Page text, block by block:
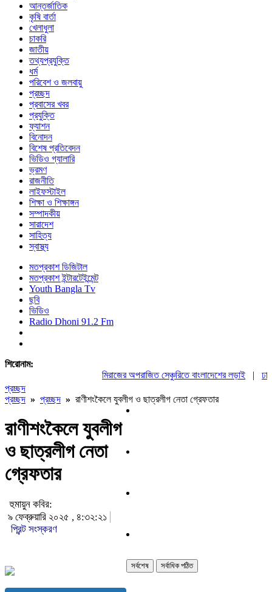
আন্তর্জাতিক
কৃষি বার্তা
খেলাধুলা
চাকরি
জাতীয়
তথ্যপ্রযুক্তি
ধর্ম
পরিবেশ ও জলবায়ু
প্রচ্ছদ
প্রবাসের খবর
প্রযুক্তি
ফ্যাশন
বিনোদন
বিশেষ প্রতিবেদন
ভিডিও গ্যালারি
ভ্রমণ
রাজনীতি
লাইফস্টাইল
শিক্ষা ও শিক্ষাঙ্গন
সম্পাদকীয়
সারাদেশ
সাহিত্য
স্বাস্থ্য
মতপ্রকাশ ডিজিটাল
মতপ্রকাশ ইন্টারটেইন্মেন্ট
Youth Bangla Tv
ছবি
ভিডিও
Radio Dhoni 91.2 Fm
শিরোনাম:
মিরাজের অপরাজিত সেঞ্চুরিতে বাংলাদেশের লড়াই|
প্রচ্ছদ
প্রচ্ছদ » প্রচ্ছদ » রাণীশংকৈলে যুবলীগ ও ছাত্রলীগ নেতা গ্রেফতার
রাণীশংকৈলে যুবলীগ
ও ছাত্রলীগ নেতা
গ্রেফতার
হুমায়ুন কবির:
৯ ফেব্রুয়ারি ২০২৫ , ৪:৩২:২১
প্রিন্ট সংস্করণ
সর্বশেষ সর্বাধিক পঠিত